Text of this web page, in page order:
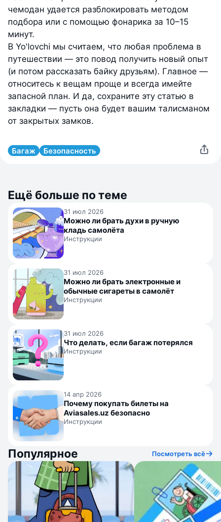
чемодан удается разблокировать методом
подбора или с помощью фонарика за 10–15
минут.
В Yo'lovchi мы считаем, что любая проблема в
путешествии — это повод получить новый опыт
(и потом рассказать байку друзьям). Главное —
относитесь к вещам проще и всегда имейте
запасной план. И да, сохраните эту статью в
закладки — пусть она будет вашим талисманом
от закрытых замков.
Багаж Безопасность
Ещё больше по теме
31 июл 2026
Можно ли брать духи в ручную
кладь самолёта
Инструкции
31 июл 2026
Можно ли брать электронные и
обычные сигареты в самолёт
Инструкции
31 июл 2026
Что делать, если багаж потерялся
Инструкции
14 апр 2026
Почему покупать билеты на
Aviasales.uz безопасно
Инструкции
Популярное Посмотреть всё